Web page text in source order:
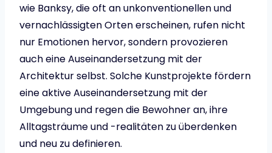
wie Banksy, die oft an unkonventionellen und
vernachlässigten Orten erscheinen, rufen nicht
nur Emotionen hervor, sondern provozieren
auch eine Auseinandersetzung mit der
Architektur selbst. Solche Kunstprojekte fördern
eine aktive Auseinandersetzung mit der
Umgebung und regen die Bewohner an, ihre
Alltagsträume und -realitäten zu überdenken
und neu zu definieren.